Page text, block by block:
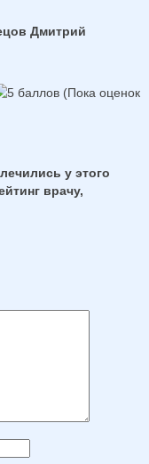
Дмитрий
(Пока оценок
у этого
врачу,